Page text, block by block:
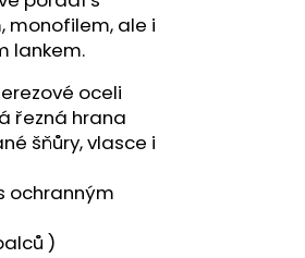
monofilem, ale i
lankem.
oceli
řezná hrana
šňůry, vlasce i
ochranným
)
Následující